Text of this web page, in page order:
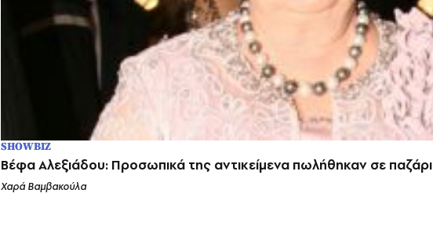
SHOWBIZ
Βέφα Αλεξιάδου: Προσωπικά της αντικείμενα πωλήθηκαν σε παζάρι
Χαρά Βαμβακούλα